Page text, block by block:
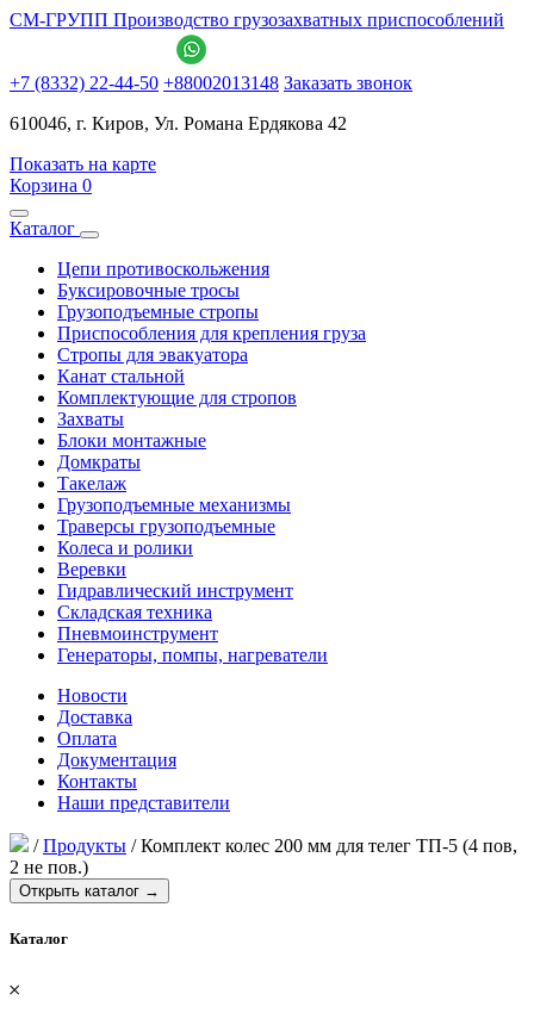
СМ-ГРУПП Производство грузозахватных приспособлений
+7 (8332) 22-44-50 +88002013148 Заказать звонок
610046, г. Киров, Ул. Романа Ердякова 42
Показать на карте
Корзина 0
Каталог
Цепи противоскольжения
Буксировочные тросы
Грузоподъемные стропы
Приспособления для крепления груза
Стропы для эвакуатора
Канат стальной
Комплектующие для стропов
Захваты
Блоки монтажные
Домкраты
Такелаж
Грузоподъемные механизмы
Траверсы грузоподъемные
Колеса и ролики
Веревки
Гидравлический инструмент
Складская техника
Пневмоинструмент
Генераторы, помпы, нагреватели
Новости
Доставка
Оплата
Документация
Контакты
Наши представители
/Продукты /Комплект колес 200 мм для телег ТП-5 (4 пов,
2 не пов.)
Открыть каталог →
Каталог
𐄂